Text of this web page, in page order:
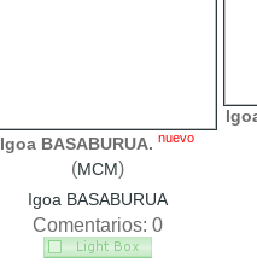
Igoa BASABURUA. nuevo
(MCM)
Igoa BASABURUA
Comentarios: 0